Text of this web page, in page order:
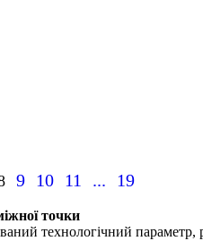
9 10 11 ... 19
точки
технологічний